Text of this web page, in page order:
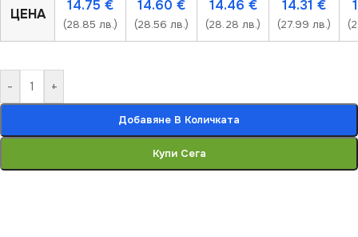
ЦЕНА
14.75 €
(28.85 лв.)
14.60 €
(28.56 лв.)
14.46 €
(28.28 лв.)
14.31 €
(27.99 лв.)
- +
Добавяне В Количката
Купи Сега